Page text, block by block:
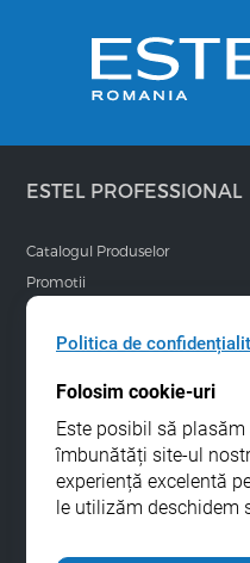
ESTEL PROFESSIONAL
Catalogul Produselor
Promotii
Blog ESTEL
Lookbook / Inspiratie
Politica de
Folosim cookie-uri
Este posibil să
îmbunătăți site-ul
experiență excelentă
le utilizăm deschidem